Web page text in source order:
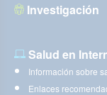
Investigación
Salud en
Información sobre
Enlaces